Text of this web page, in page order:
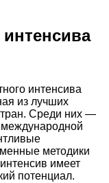
интенсива
из лучших
Среди них —
методики
имеет
потенциал.